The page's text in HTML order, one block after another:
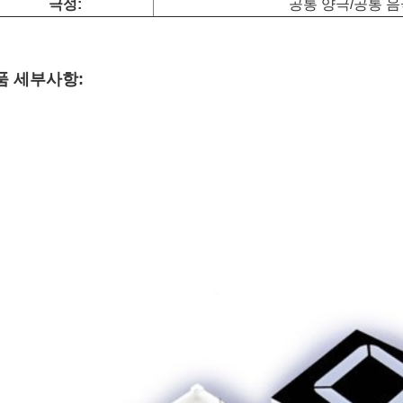
극성: 공통 양극/공통 음
세부사항: